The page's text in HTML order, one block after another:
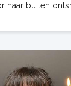
naar buiten